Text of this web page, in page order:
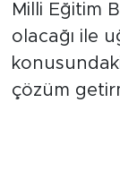
Milli Eğitim
olacağı ile
çözüm